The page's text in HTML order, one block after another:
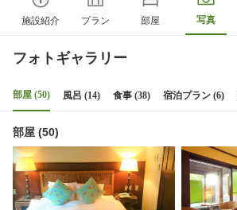
施設紹介 プラン 部屋 写真
フォトギャラリー
部屋 (50) 風呂 (14) 食事 (38) 宿泊プラン (6)
部屋 (50)